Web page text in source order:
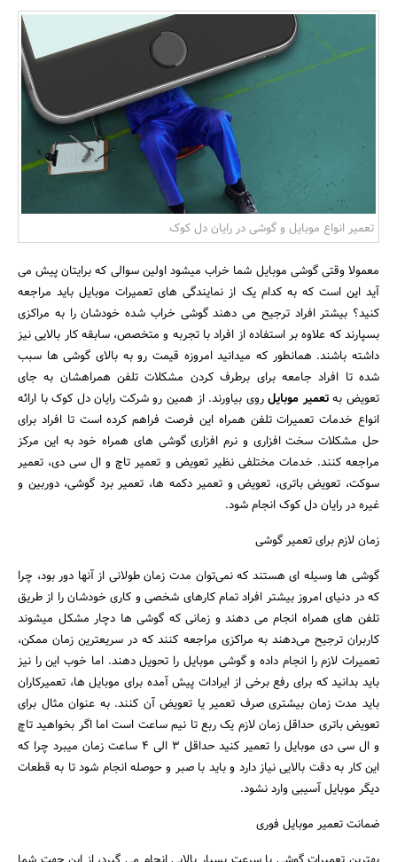
مسکن و ساختمان
جستجو
تعمیر انواع موبایل و گوشی در رایان دل کوک
معمولا وقتی گوشی موبایل شما خراب میشود اولین سوالی که برایتان پیش می
آید این است که به کدام یک از نمایندگی های تعمیرات موبایل باید مراجعه
کنید؟ بیشتر افراد ترجیح می دهند گوشی خراب شده خودشان را به مراکزی
بسپارند که علاوه بر استفاده از افراد با تجربه و متخصص، سابقه کار بالایی نیز
داشته باشند. همانطور که میدانید امروزه قیمت رو به بالای گوشی ها سبب
شده تا افراد جامعه برای برطرف کردن مشکلات تلفن همراهشان به جای
تعویض بهتعمیر موبایلروی بیاورند. از همین رو شرکت رایان دل کوک با ارائه
انواع خدمات تعمیرات تلفن همراه این فرصت فراهم کرده است تا افراد برای
حل مشکلات سخت افزاری و نرم افزاری گوشی های همراه خود به این مرکز
مراجعه کنند. خدمات مختلفی نظیر تعویض و تعمیر تاچ و ال سی دی، تعمیر
سوکت، تعویض باتری، تعویض و تعمیر دکمه ها، تعمیر برد گوشی، دوربین و
غیره در رایان دل کوک انجام شود.
زمان لازم برای تعمیر گوشی
گوشی ها وسیله ای هستند که نمی‌توان مدت زمان طولانی از آنها دور بود، چرا
که در دنیای امروز بیشتر افراد تمام کارهای شخصی و کاری خودشان را از طریق
تلفن های همراه انجام می دهند و زمانی که گوشی ها دچار مشکل میشوند
کاربران ترجیح می‌دهند به مراکزی مراجعه کنند که در سریعترین زمان ممکن،
تعمیرات لازم را انجام داده و گوشی موبایل را تحویل دهند. اما خوب این را نیز
باید بدانید که برای رفع برخی از ایرادات پیش آمده برای موبایل ها، تعمیر‌کاران
باید مدت زمان بیشتری صرف تعمیر یا تعویض آن کنند. به عنوان مثال برای
تعویض باتری حداقل زمان لازم یک ربع تا نیم ساعت است اما اگر بخواهید تاچ
و ال سی دی موبایل را تعمیر کنید حداقل ۳ الی ۴ ساعت زمان میبرد چرا که
این کار به دقت بالایی نیاز دارد و باید با صبر و حوصله انجام شود تا به قطعات
دیگر موبایل آسیبی وارد نشود.
ضمانت تعمیر موبایل فوری